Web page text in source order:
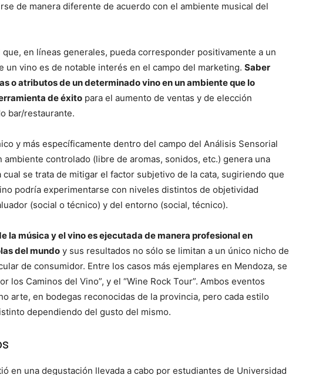
de manera diferente de acuerdo con el ambiente musical del
en líneas generales, pueda corresponder positivamente a un
un vino es de notable interés en el campo del marketing. Saber
o atributos de un determinado vino en un ambiente que lo
de éxito para el aumento de ventas y de elección
bar/restaurante.
y más específicamente dentro del campo del Análisis Sensorial
controlado (libre de aromas, sonidos, etc.) genera una
se trata de mitigar el factor subjetivo de la cata, sugiriendo que
podría experimentarse con niveles distintos de objetividad
(social o técnico) y del entorno (social, técnico).
la música y el vino es ejecutada de manera profesional en
del mundo y sus resultados no sólo se limitan a un único nicho de
de consumidor. Entre los casos más ejemplares en Mendoza, se
los Caminos del Vino”, y el “Wine Rock Tour”. Ambos eventos
arte, en bodegas reconocidas de la provincia, pero cada estilo
dependiendo del gusto del mismo.
en una degustación llevada a cabo por estudiantes de Universidad